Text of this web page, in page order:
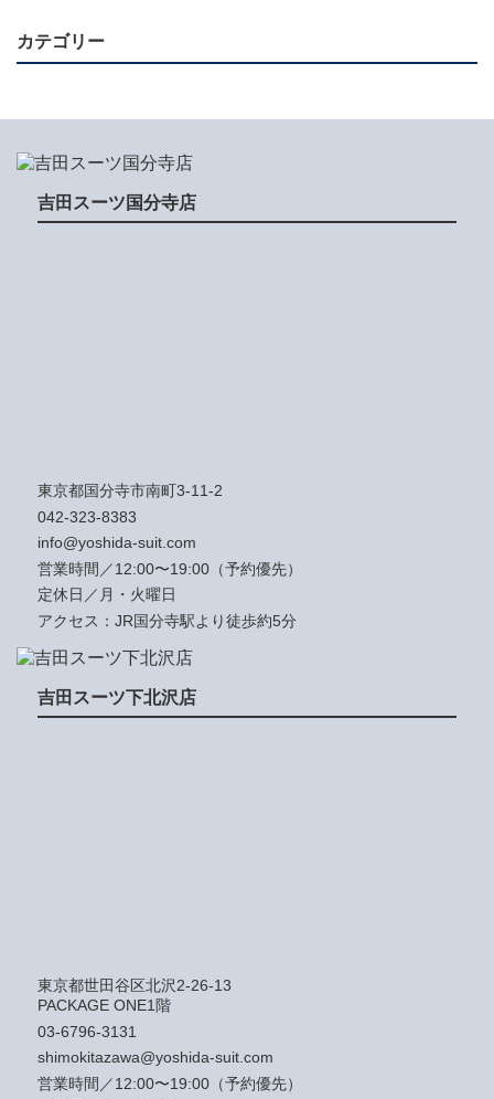
カテゴリー
吉田スーツ国分寺店
東京都国分寺市南町3-11-2
042-323-8383
info@yoshida-suit.com
営業時間／12:00〜19:00（予約優先）
定休日／月・火曜日
アクセス：JR国分寺駅より徒歩約5分
吉田スーツ下北沢店
東京都世田谷区北沢2-26-13
PACKAGE ONE1階
03-6796-3131
shimokitazawa@yoshida-suit.com
営業時間／12:00〜19:00（予約優先）